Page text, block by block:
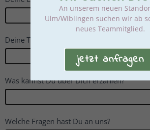
Deine Telefonnummer
Was kannst Du über Dich erzählen?
Welche Fragen hast Du an uns?
An unserem neuen
Ulm/Wiblingen suchen wir ab
neues Teammitglied.
jetzt anfragen